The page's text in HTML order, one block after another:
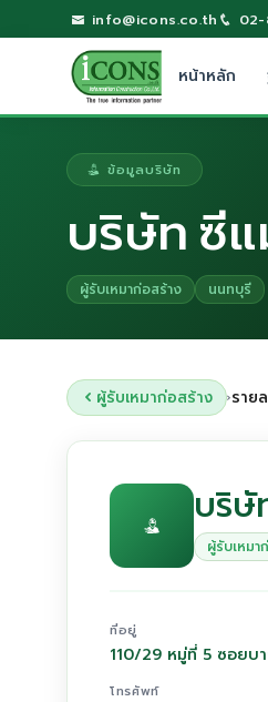
info@icons.co.th
หน้าหลัก
ข้อมูลบริษัท
บริษัท ซีแ
ผู้รับเหมาก่อสร้าง นนทบุรี
ผู้รับเหมาก่อสร้าง ›ราย
บริษั
ผู้รับเหมา
ที่อยู่
110/29 หมู่ที่ 5 ซอยบ
โทรศัพท์